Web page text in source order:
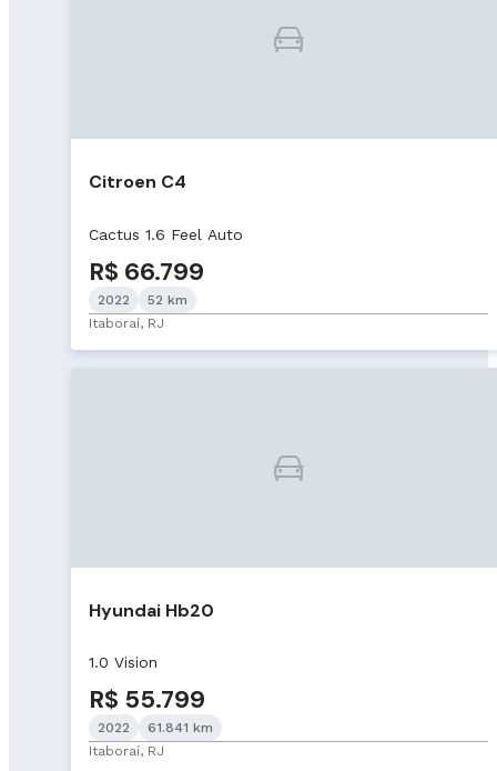
Citroen C4
Cactus 1.6 Feel Auto
R$ 66.799
2022
52 km
Itaboraí, RJ
Hyundai Hb20
1.0 Vision
R$ 55.799
2022
61.841 km
Itaboraí, RJ